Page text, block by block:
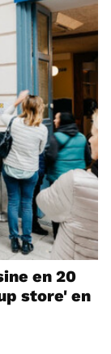
en 20
store' en